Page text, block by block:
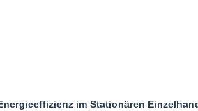
im Stationären